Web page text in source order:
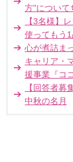
方"について
【3名様】
使ってもう1
心が煮詰ま
キャリア・
援事業『コ
【回答者募
中秋の名月